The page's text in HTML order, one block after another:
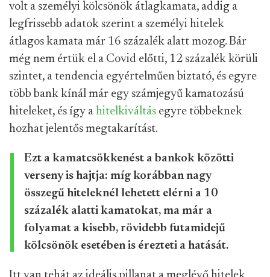
volt a személyi kölcsönök átlagkamata, addig a
legfrissebb adatok szerint a személyi hitelek
átlagos kamata már 16 százalék alatt mozog. Bár
még nem értük el a Covid előtti, 12 százalék körüli
szintet, a tendencia egyértelműen biztató, és egyre
több bank kínál már egy számjegyű kamatozású
hiteleket, és így a hitelkiváltás egyre többeknek
hozhat jelentős megtakarítást.
Ezt a kamatcsökkenést a bankok közötti
verseny is hajtja: míg korábban nagy
összegű hiteleknél lehetett elérni a 10
százalék alatti kamatokat, ma már a
folyamat a kisebb, rövidebb futamidejű
kölcsönök esetében is érezteti a hatását.